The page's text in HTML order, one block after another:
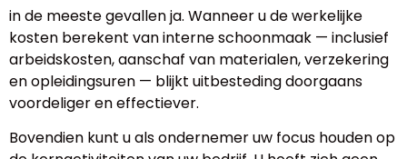
in de meeste gevallen ja. Wanneer u de werkelijke
kosten berekent van interne schoonmaak — inclusief
arbeidskosten, aanschaf van materialen, verzekering
en opleidingsuren — blijkt uitbesteding doorgaans
voordeliger en effectiever.
Bovendien kunt u als ondernemer uw focus houden op